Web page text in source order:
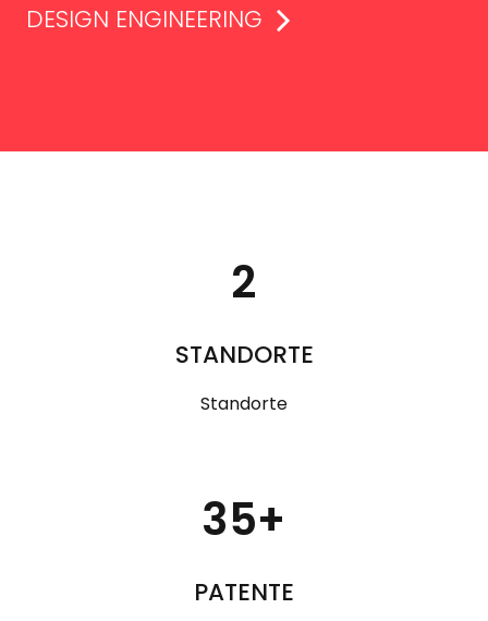
DESIGN ENGINEERING
2
STANDORTE
Standorte
35+
PATENTE